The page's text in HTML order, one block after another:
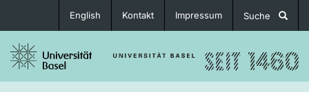
English Kontakt Impressum Suche